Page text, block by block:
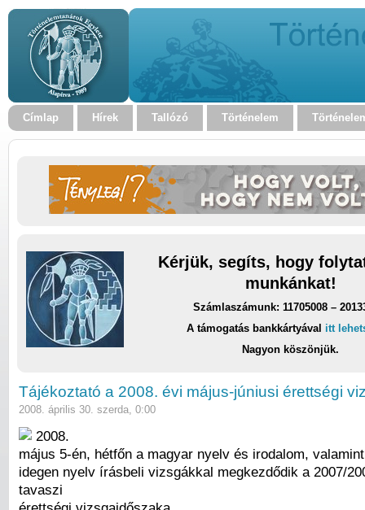
Címlap Hírek Tallózó Történelem
Kérjük, segíts, hogy
munkánkat!
Számlaszámunk: 11705008 –
A támogatás bankkártyával itt
Nagyon köszönjük.
Tájékoztató a 2008. évi május-júniusi érettségi
2008. április 30. szerda, 0:00
2008.
május 5-én, hétfőn a magyar nyelv és irodalom,
idegen nyelv írásbeli vizsgákkal megkezdődik a 2007/
tavaszi